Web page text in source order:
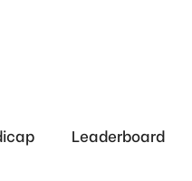
Leaderboard